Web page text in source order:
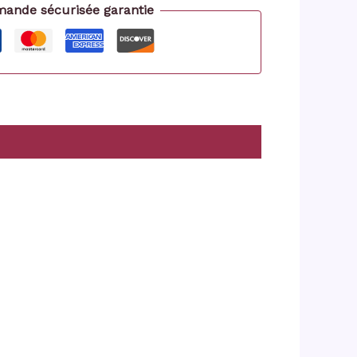
sécurisée garantie